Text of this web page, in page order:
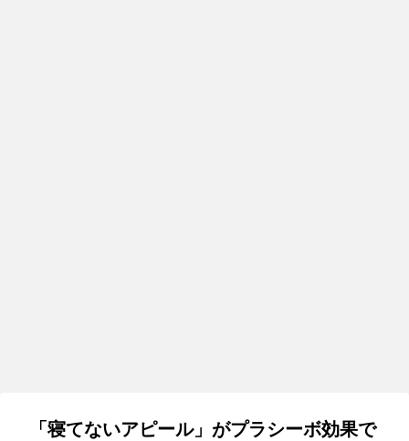
「寝てないアピール」がプラシーボ効果で